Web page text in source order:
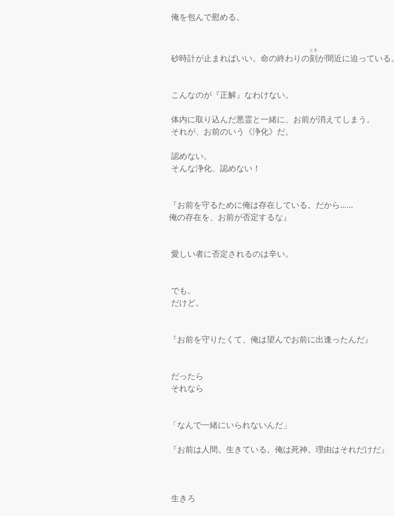
俺を包んで慰める。
砂時計が止まればいい。命の終わりの刻
とき
が間近に迫っている。
こんなのが『正解』なわけない。
体内に取り込んだ悪霊と一緒に、お前が消えてしまう。
それが、お前のいう《浄化》だ。
認めない。
そんな浄化、認めない！
『お前を守るために俺は存在している。だから……
俺の存在を、お前が否定するな』
愛しい者に否定されるのは辛い。
でも。
だけど。
『お前を守りたくて、俺は望んでお前に出逢ったんだ』
だったら
それなら
「なんで一緒にいられないんだ」
『お前は人間。生きている。俺は死神。理由はそれだけだ』
生きろ